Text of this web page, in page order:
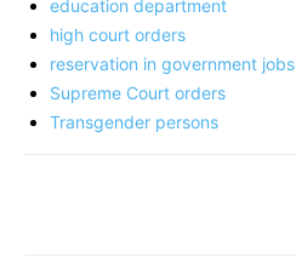
education department
high court orders
reservation in government jobs
Supreme Court orders
Transgender persons